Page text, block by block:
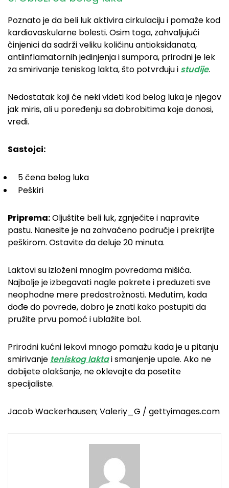
Poznato je da beli luk aktivira cirkulaciju i pomaže kod
kardiovaskularne bolesti. Osim toga, zahvaljujući
činjenici da sadrži veliku količinu antioksidanata,
antiinflamatornih jedinjenja i sumpora, prirodni je lek
za smirivanje teniskog lakta, što potvrđuju i studije.
Nedostatak koji će neki videti kod belog luka je njegov
jak miris, ali u poređenju sa dobrobitima koje donosi,
vredi.
Sastojci:
5 čena belog luka
Peškiri
Priprema:Oljuštite beli luk, zgnječite i napravite
pastu. Nanesite je na zahvaćeno područje i prekrijte
peškirom. Ostavite da deluje 20 minuta.
Laktovi su izloženi mnogim povredama mišića.
Najbolje je izbegavati nagle pokrete i preduzeti sve
neophodne mere predostrožnosti. Međutim, kada
dođe do povrede, dobro je znati kako postupiti da
pružite prvu pomoć i ublažite bol.
Prirodni kućni lekovi mnogo pomažu kada je u pitanju
smirivanje teniskog laktai smanjenje upale. Ako ne
dobijete olakšanje, ne oklevajte da posetite
specijaliste.
Jacob Wackerhausen; Valeriy_G / gettyimages.com